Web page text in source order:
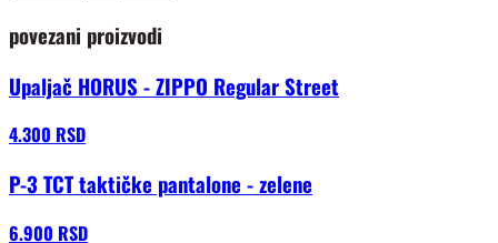
povezani proizvodi
Upaljač HORUS - ZIPPO Regular Street
4.300 RSD
P-3 TCT taktičke pantalone - zelene
6.900 RSD